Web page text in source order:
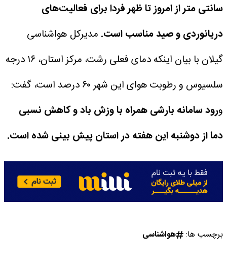
سانتی متر از امروز تا ظهر فردا برای فعالیت‌های
دریانوردی و صید مناسب است. مدیرکل هواشناسی
گیلان با بیان اینکه دمای فعلی رشت، مرکز استان، ۱۶ درجه
سلسیوس و رطوبت هوای این شهر ۶۰ درصد است، گفت:
ورود سامانه بارشی همراه با وزش باد و کاهش نسبی
دما از دوشنبه این هفته در استان پیش بینی شده است.
برچسب ها: هواشناسی